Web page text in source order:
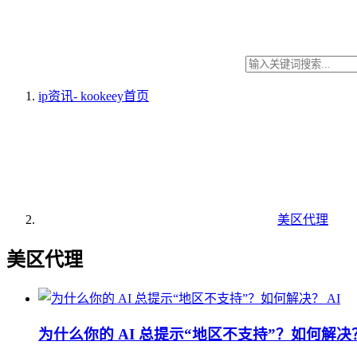
ip资讯- kookeey首页
美区代理
美区代理
AI
为什么你的 AI 总提示“地区不支持”？如何解决